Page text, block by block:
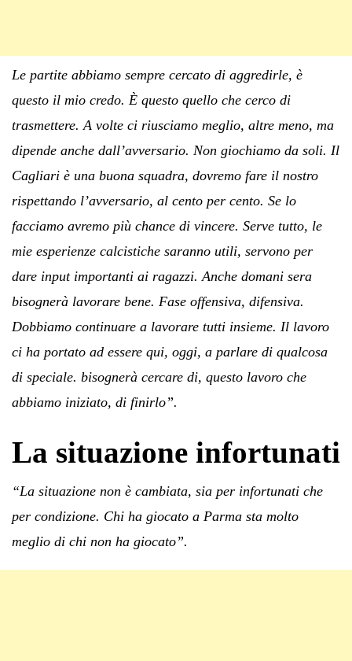
Le partite abbiamo sempre cercato di aggredirle, è
questo il mio credo. È questo quello che cerco di
trasmettere. A volte ci riusciamo meglio, altre meno, ma
dipende anche dall’avversario. Non giochiamo da soli. Il
Cagliari è una buona squadra, dovremo fare il nostro
rispettando l’avversario, al cento per cento. Se lo
facciamo avremo più chance di vincere. Serve tutto, le
mie esperienze calcistiche saranno utili, servono per
dare input importanti ai ragazzi. Anche domani sera
bisognerà lavorare bene. Fase offensiva, difensiva.
Dobbiamo continuare a lavorare tutti insieme. Il lavoro
ci ha portato ad essere qui, oggi, a parlare di qualcosa
di speciale. bisognerà cercare di, questo lavoro che
abbiamo iniziato, di finirlo”.
La situazione infortunati
“La situazione non è cambiata, sia per infortunati che
per condizione. Chi ha giocato a Parma sta molto
meglio di chi non ha giocato”.